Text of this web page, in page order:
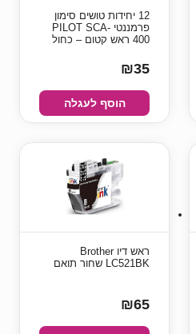
12 יחידות טושים סימון
פרמננטי PILOT SCA-
400 ראש קטום – כחול
₪35
הוסף לעגלה
ראש דיו Brother
LC521BK שחור תואם
₪65